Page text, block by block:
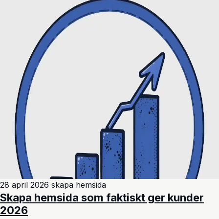
28 april 2026 skapa hemsida
Skapa hemsida som faktiskt ger kunder
2026